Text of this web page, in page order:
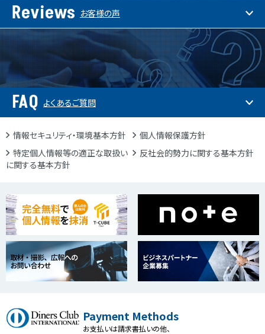
Reviews お客様の声
FAQ よくあるご質問
情報セキュリティ・環境基本方針
個人情報保護方針
特定個人情報等の適正な取扱い
に関する基本方針
反社会的勢力に関する基本方針
Payment Methods
お支払いは請求書払いの他、